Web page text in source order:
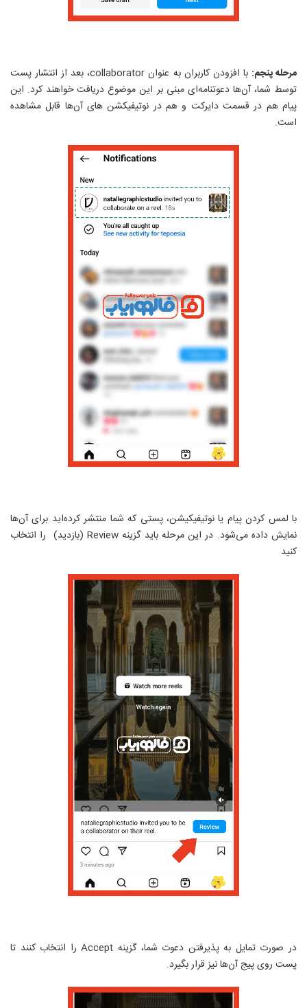
مرحله پنجم: با افزودن کاربران به عنوان collaborator، بعد از انتشار پست
توسط شما، آن‌ها دعوتنامه‌ای مبنی بر این موضوع دریافت خواهند کرد. این
پیام هم در قسمت دایرکت و هم در نوتیفیکشن های آن‌ها قابل مشاهده
است.
با لمس کردن پیام یا نوتیفیکیشن، پستی که شما منتشر کرده‌اید برای آن‌ها
نمایش داده می‌شود. در این مرحله باید گزینه Review (بازدید) را انتخاب
کنید
در صورت تمایل به پذیرفتن دعوت شما، گزینه Acceptرا انتخاب کنند تا
پست روی پیج آن‌ها نیز قرار بگیرد.